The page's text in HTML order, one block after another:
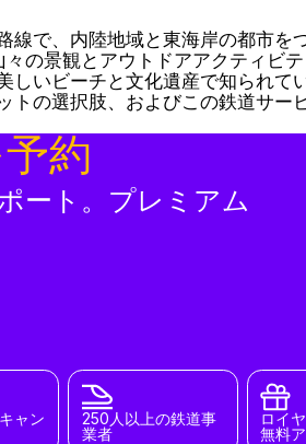
で、内陸地域と東海岸の都市を
の景観とアウトドアアクティビ
いビーチと文化遺産で知られて
の選択肢、およびこの鉄道サー
約
ート。プレミアム
ャン
250人以上の鉄道事
業者
ロイ
無料